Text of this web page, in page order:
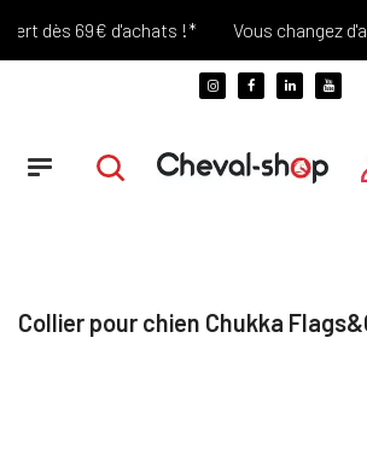
dès 69€ d'achats !* Vous changez
Collier pour chien Chukka